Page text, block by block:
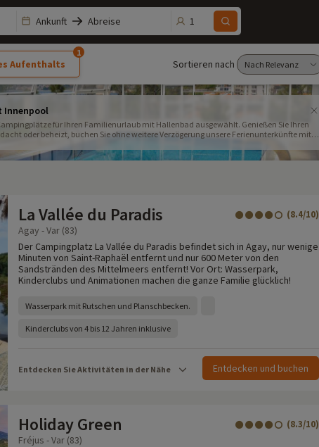
Ankunft Abreise 1
Aufenthalts
1
Sortieren nach
Innenpool
für Ihren Familienurlaub mit Hallenbad ausgewählt. Genießen Sie Ihren
oder beheizt, buchen Sie ohne weitere Verzögerung unsere Ferienunterkünfte mit
La Vallée du Paradis (8.4/10)
Agay - Var (83)
Der Campingplatz La Vallée du Paradis befindet sich in Agay, nur wenige
Minuten von Saint-Raphaël entfernt und nur 600 Meter von den
Sandstränden des Mittelmeers entfernt! Vor Ort: Wasserpark,
Kinderclubs und Animationen machen die ganze Familie glücklich!
Wasserpark mit Rutschen und Planschbecken.
Kinderclubs von 4 bis 12 Jahren inklusive
Entdecken Sie Aktivitäten in der Nähe Entdecken und buchen
Holiday Green (8.3/10)
Fréjus - Var (83)